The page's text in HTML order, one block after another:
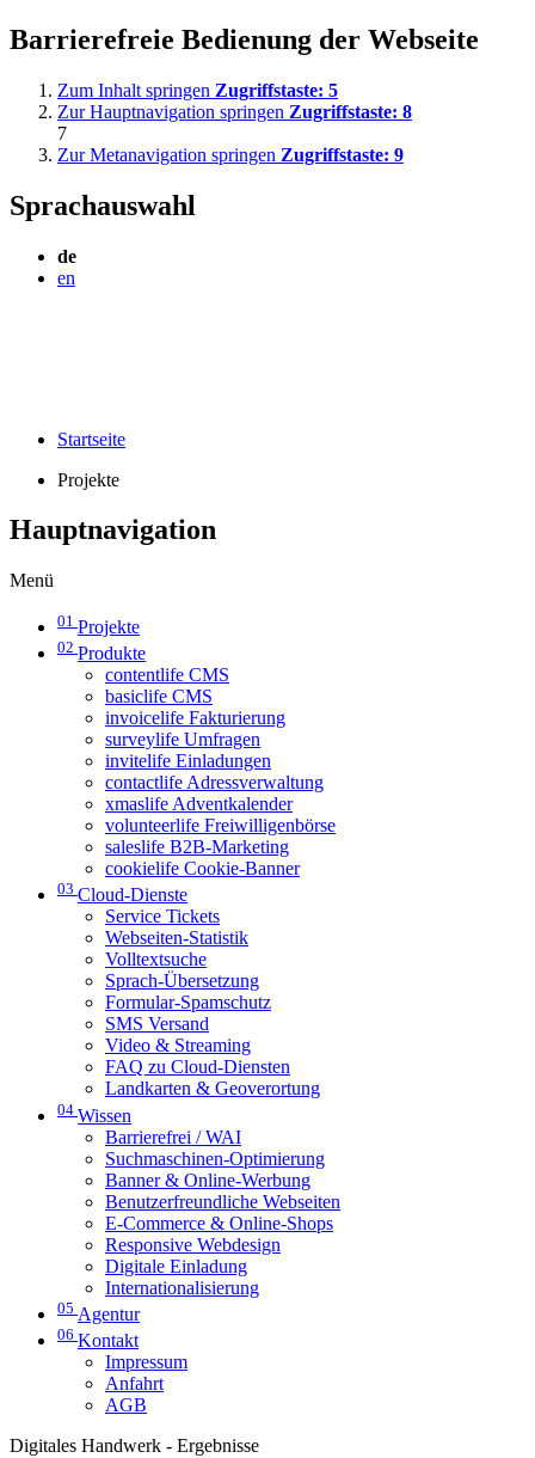
Barrierefreie Bedienung der Webseite
Zum Inhalt springen Zugriffstaste: 5
Zur Hauptnavigation springen Zugriffstaste: 8
7
Zur Metanavigation springen Zugriffstaste: 9
Sprachauswahl
de
en
Startseite
Projekte
Hauptnavigation
Menü
01 Projekte
02 Produkte
contentlife CMS
basiclife CMS
invoicelife Fakturierung
surveylife Umfragen
invitelife Einladungen
contactlife Adressverwaltung
xmaslife Adventkalender
volunteerlife Freiwilligenbörse
saleslife B2B-Marketing
cookielife Cookie-Banner
03 Cloud-Dienste
Service Tickets
Webseiten-Statistik
Volltextsuche
Sprach-Übersetzung
Formular-Spamschutz
SMS Versand
Video & Streaming
FAQ zu Cloud-Diensten
Landkarten & Geoverortung
04 Wissen
Barrierefrei / WAI
Suchmaschinen-Optimierung
Banner & Online-Werbung
Benutzerfreundliche Webseiten
E-Commerce & Online-Shops
Responsive Webdesign
Digitale Einladung
Internationalisierung
05 Agentur
06 Kontakt
Impressum
Anfahrt
AGB
Digitales Handwerk - Ergebnisse